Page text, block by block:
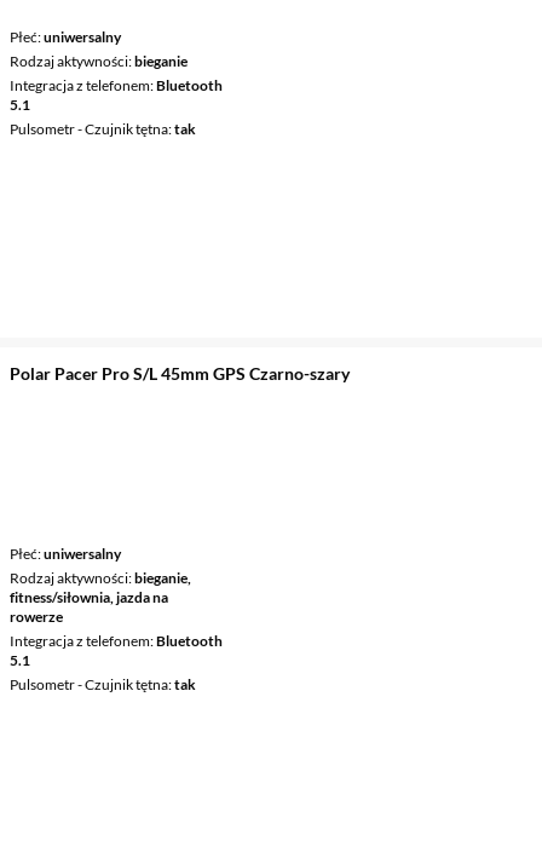
Płeć uniwersalny
Rodzaj aktywności bieganie
Integracja z telefonem Bluetooth
5.1
Pulsometr - Czujnik tętna tak
Polar Pacer Pro S/L 45mm GPS Czarno-szary
Płeć uniwersalny
Rodzaj aktywności bieganie,
fitness/siłownia, jazda na
rowerze
Integracja z telefonem Bluetooth
5.1
Pulsometr - Czujnik tętna tak